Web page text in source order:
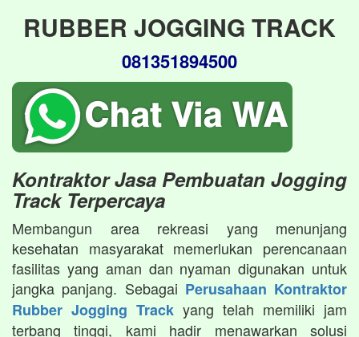
RUBBER JOGGING TRACK
081351894500
Kontraktor Jasa Pembuatan Jogging
Track Terpercaya
Membangun area rekreasi yang menunjang
kesehatan masyarakat memerlukan perencanaan
fasilitas yang aman dan nyaman digunakan untuk
jangka panjang. Sebagai Perusahaan Kontraktor
Rubber Jogging Track yang telah memiliki jam
terbang tinggi, kami hadir menawarkan solusi